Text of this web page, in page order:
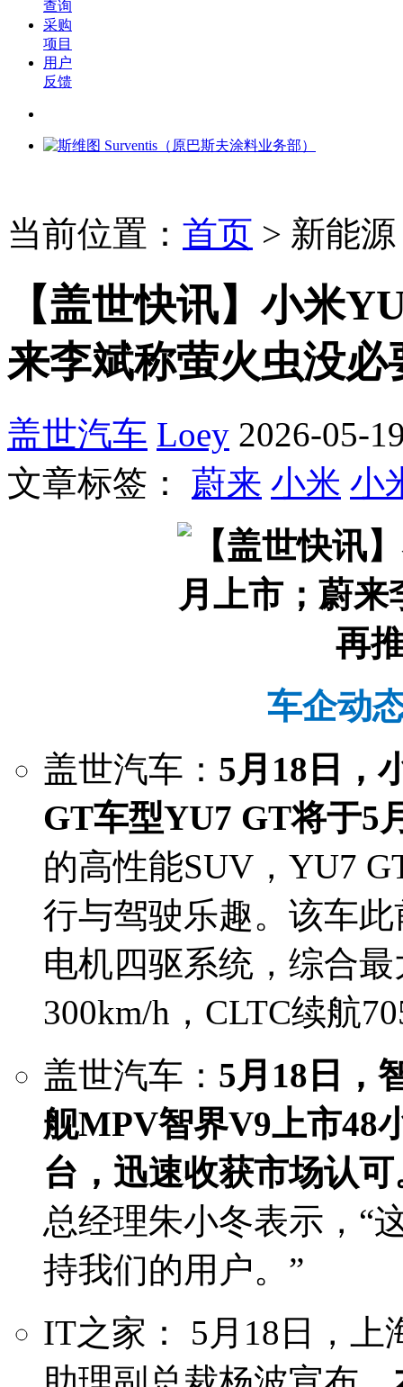
查询
采购
项目
用户
反馈
当前位置： 首页 > 新能源
【盖世快讯】小米
来李斌称萤火虫没
盖世汽车 Loey 2026-05-
文章标签： 蔚来 小米 小
车企动
盖世汽车： 5月18日，
GT车型YU7 GT将于5
的高性能SUV，YU7
行与驾驶乐趣。该车
电机四驱系统，综合
300km/h，CLTC续航
盖世汽车： 5月18日，
舰MPV智界V9上市48
台，迅速收获市场认可
总经理朱小冬表示，“
持我们的用户。”
IT之家： 5月18日，上